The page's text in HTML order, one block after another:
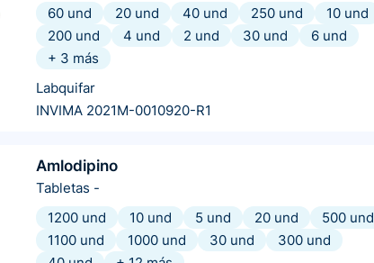
60 und
20 und 40 und 250 und
10 und
200 und
4 und 2 und 30 und
6 und
+ 3 más
Labquifar
INVIMA 2021M-0010920-R1
Amlodipino
Tabletas -
1200 und
10 und 5 und 20 und
500 und
1100 und
1000 und 30 und
300 und